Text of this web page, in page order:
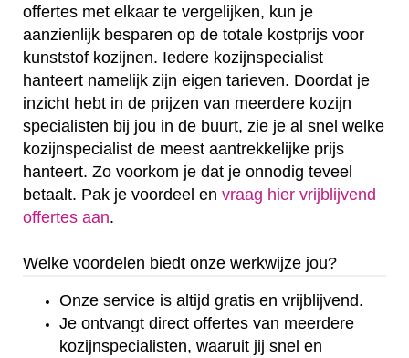
offertes met elkaar te vergelijken, kun je
aanzienlijk besparen op de totale kostprijs voor
kunststof kozijnen. Iedere kozijnspecialist
hanteert namelijk zijn eigen tarieven. Doordat je
inzicht hebt in de prijzen van meerdere kozijn
specialisten bij jou in de buurt, zie je al snel welke
kozijnspecialist de meest aantrekkelijke prijs
hanteert. Zo voorkom je dat je onnodig teveel
betaalt. Pak je voordeel en vraag hier vrijblijvend
offertes aan.
Welke voordelen biedt onze werkwijze jou?
Onze service is altijd gratis en vrijblijvend.
Je ontvangt direct offertes van meerdere
kozijnspecialisten, waaruit jij snel en